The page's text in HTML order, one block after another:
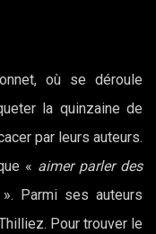
où se déroule
la quinzaine de
par leurs auteurs.
« aimer parler des
Parmi ses auteurs
Pour trouver le